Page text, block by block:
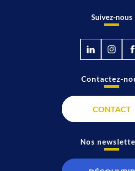
Suivez-nous
Contactez-
CONTACT
Nos